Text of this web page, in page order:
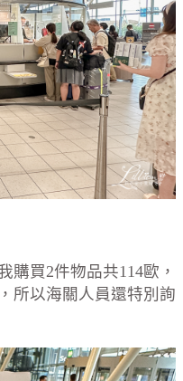
購買2件物品共114歐，
所以海關人員還特別詢